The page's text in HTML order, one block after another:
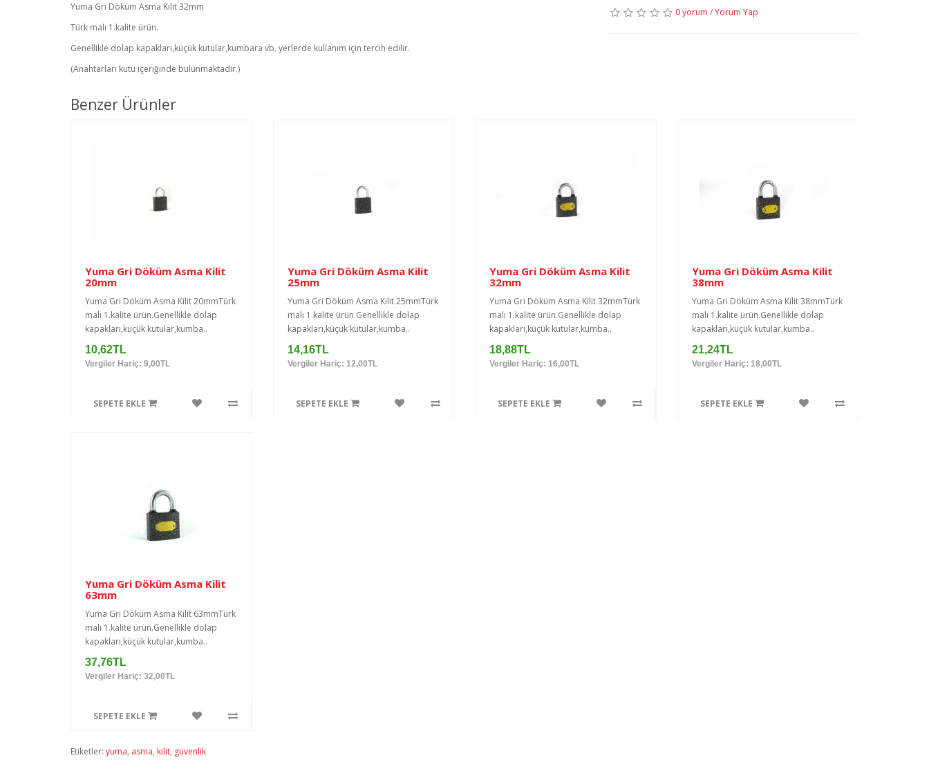
Yuma Gri Döküm Asma Kilit 32mm
Türk malı 1.kalite ürün.
Genellikle dolap kapakları,küçük kutular,kumbara vb. yerlerde kullanım için tercih edilir.
(Anahtarları kutu içeriğinde bulunmaktadır.)
0 yorum /Yorum Yap
Benzer Ürünler
Yuma Gri Döküm Asma Kilit
20mm
Yuma Gri Döküm Asma Kilit 20mmTürk
malı 1.kalite ürün.Genellikle dolap
kapakları,küçük kutular,kumba..
10,62TL
Vergiler Hariç: 9,00TL
SEPETE EKLE
Yuma Gri Döküm Asma Kilit
25mm
Yuma Gri Döküm Asma Kilit 25mmTürk
malı 1.kalite ürün.Genellikle dolap
kapakları,küçük kutular,kumba..
14,16TL
Vergiler Hariç: 12,00TL
SEPETE EKLE
Yuma Gri Döküm Asma Kilit
32mm
Yuma Gri Döküm Asma Kilit 32mmTürk
malı 1.kalite ürün.Genellikle dolap
kapakları,küçük kutular,kumba..
18,88TL
Vergiler Hariç: 16,00TL
SEPETE EKLE
Yuma Gri Döküm Asma Kilit
38mm
Yuma Gri Döküm Asma Kilit 38mmTürk
malı 1.kalite ürün.Genellikle dolap
kapakları,küçük kutular,kumba..
21,24TL
Vergiler Hariç: 18,00TL
SEPETE EKLE
Yuma Gri Döküm Asma Kilit
63mm
Yuma Gri Döküm Asma Kilit 63mmTürk
malı 1.kalite ürün.Genellikle dolap
kapakları,küçük kutular,kumba..
37,76TL
Vergiler Hariç: 32,00TL
SEPETE EKLE
Etiketler: yuma, asma, kilit, güvenlik